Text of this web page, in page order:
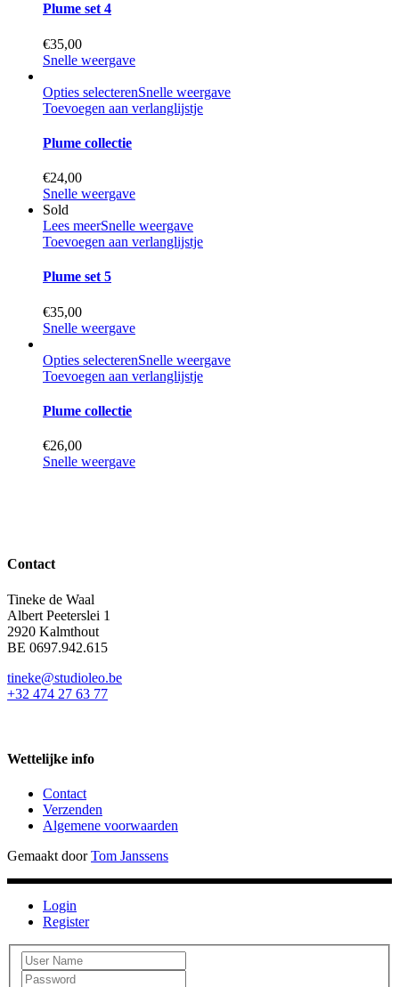
Plume set 4
€35,00
Snelle weergave
Opties selecterenSnelle weergave
Toevoegen aan verlanglijstje
Plume collectie
€24,00
Snelle weergave
Sold
Lees meerSnelle weergave
Toevoegen aan verlanglijstje
Plume set 5
€35,00
Snelle weergave
Opties selecterenSnelle weergave
Toevoegen aan verlanglijstje
Plume collectie
€26,00
Snelle weergave
Contact
Tineke de Waal
Albert Peeterslei 1
2920 Kalmthout
BE 0697.942.615
tineke@studioleo.be
+32 474 27 63 77
Wettelijke info
Contact
Verzenden
Algemene voorwaarden
Gemaakt doorTom Janssens
Login
Register